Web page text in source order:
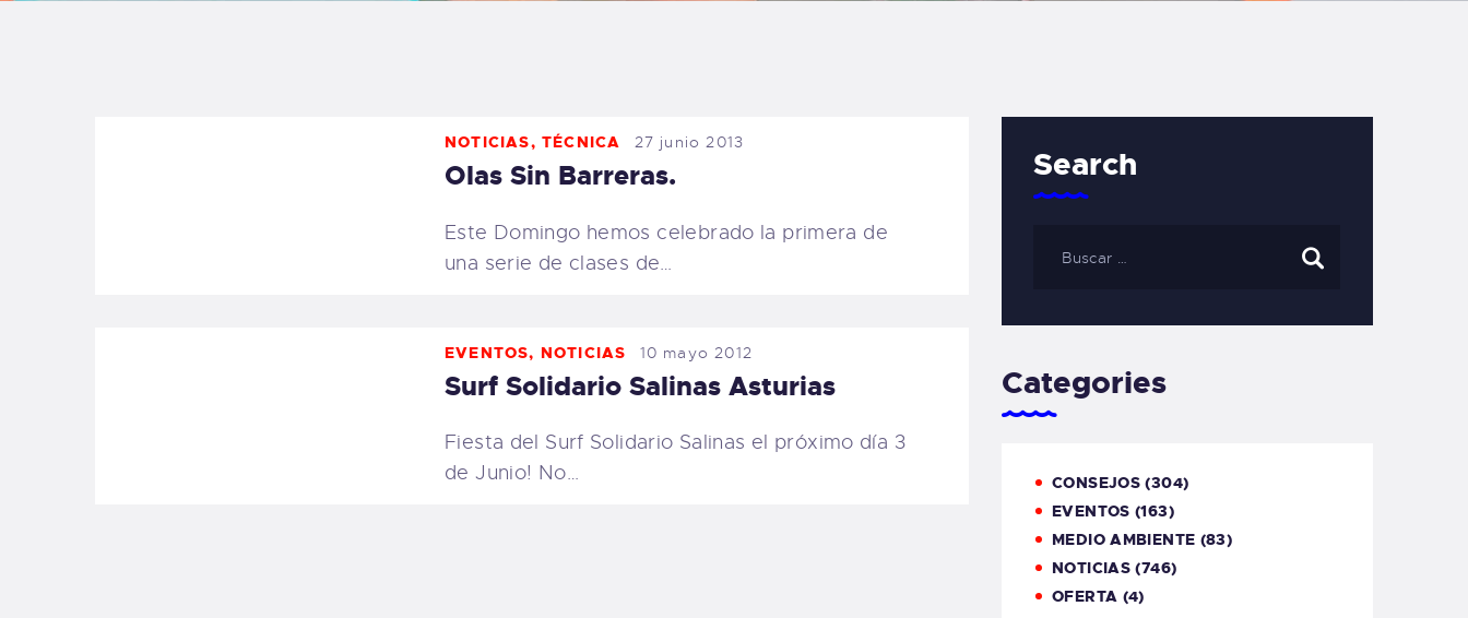
CONTACTO
CARRITO
SURFERS
WEBCAM SALINAS
PEDIDOS
NOTICIAS,TÉCNICA 27 junio 2013
Olas Sin Barreras.
Este Domingo hemos celebrado la primera de
una serie de clases de…
EVENTOS, NOTICIAS 10 mayo 2012
Surf Solidario Salinas Asturias
Fiesta del Surf Solidario Salinas el próximo día 3
de Junio! No…
Search
Categories
CONSEJOS (304)
EVENTOS (163)
MEDIO AMBIENTE (83)
NOTICIAS (746)
OFERTA (4)